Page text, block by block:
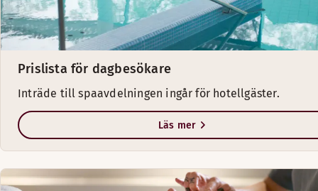
Prislista för dagbesökare
Inträde till spaavdelningen ingår för hotellgäster.
Läs mer